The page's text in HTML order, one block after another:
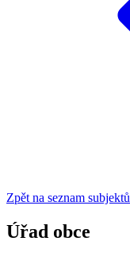
Zpět na seznam subjektů
Úřad obce